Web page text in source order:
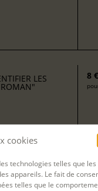
cookies
technologies telles que les
appareils. Le fait de
telles que le
LES
ROMAN"
8 €
DANS 8 €